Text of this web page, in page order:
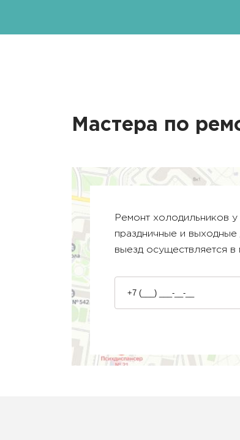
Мастера по
Ремонт холодильников у
праздничные и
выезд осуществляется в